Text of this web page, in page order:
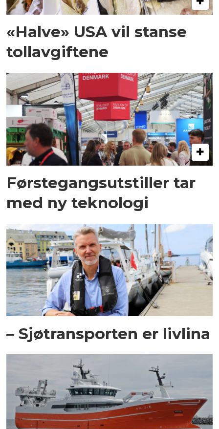
«Halve» USA vil stanse
tollavgiftene
Førstegangsutstiller tar
med ny teknologi
– Sjøtransporten er livlina